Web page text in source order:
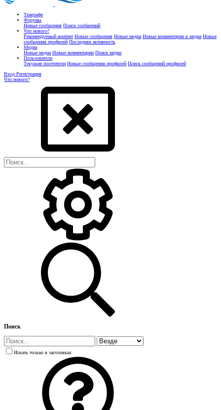
Тенерифе
Форумы
Новые сообщения Поиск сообщений
Что нового?
Рекомендуемый контент Новые сообщения Новые медиа Новые комментарии к медиа Новые
сообщения профилей Последняя активность
Медиа
Новые медиа Новые комментарии Поиск медиа
Пользователи
Текущие посетители Новые сообщения профилей Поиск сообщений профилей
Вход Регистрация
Что нового?
Поиск
Искать только в заголовках